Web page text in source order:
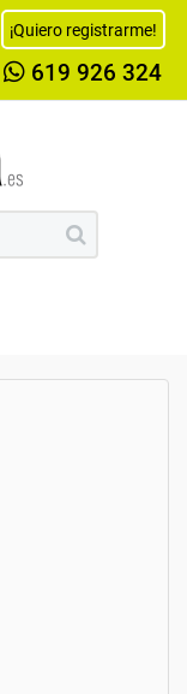
¡Quiero registrarme!
619 926 324